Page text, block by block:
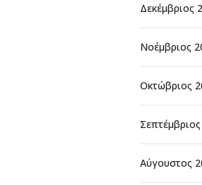
Δεκέμβριος
Νοέμβριος
Οκτώβριος
Αύγουστος